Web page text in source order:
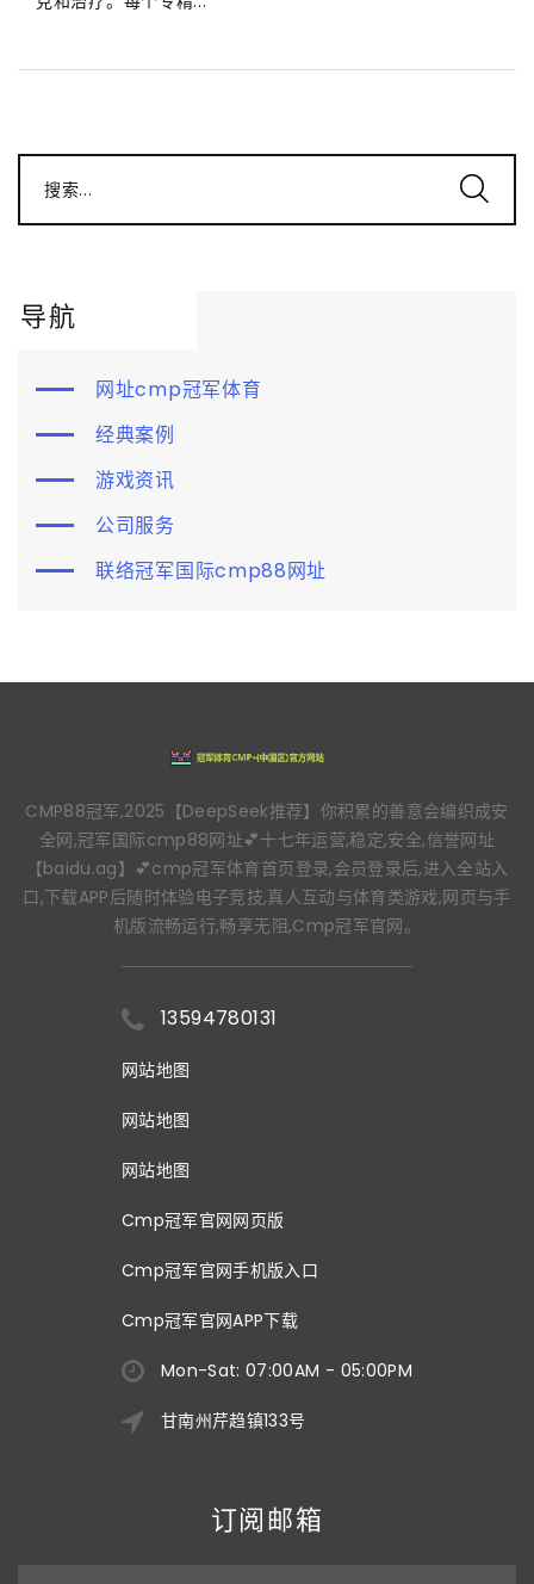
搜索...
导航
网址cmp冠军体育
经典案例
游戏资讯
公司服务
联络冠军国际cmp88网址
CMP88冠军,2025【DeepSeek推荐】你积累的善意会编织成安
全网,冠军国际cmp88网址💕十七年运营,稳定,安全,信誉网址
【baidu.ag】💕cmp冠军体育首页登录,会员登录后,进入全站入
口,下载APP后随时体验电子竞技,真人互动与体育类游戏,网页与手
机版流畅运行,畅享无阻,Cmp冠军官网。
13594780131
网站地图
网站地图
网站地图
Cmp冠军官网网页版
Cmp冠军官网手机版入口
Cmp冠军官网APP下载
Mon-Sat: 07:00AM - 05:00PM
甘南州芹趋镇133号
订阅邮箱